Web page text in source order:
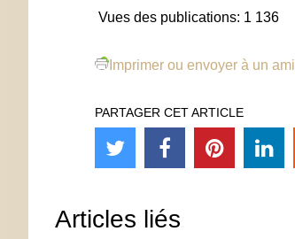
Vues des publications: 1 136
Imprimer ou envoyer à un ami
PARTAGER CET ARTICLE
Articles liés